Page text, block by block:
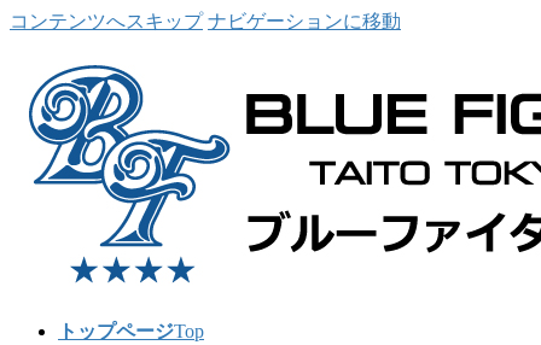
コンテンツへスキップ ナビゲーションに移動
トップページTop